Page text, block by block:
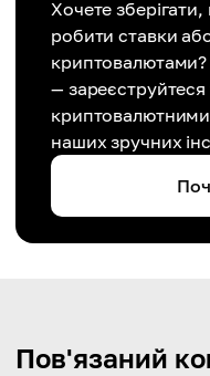
Хочете
робити ставки
—
наших зручних
Пов'язаний